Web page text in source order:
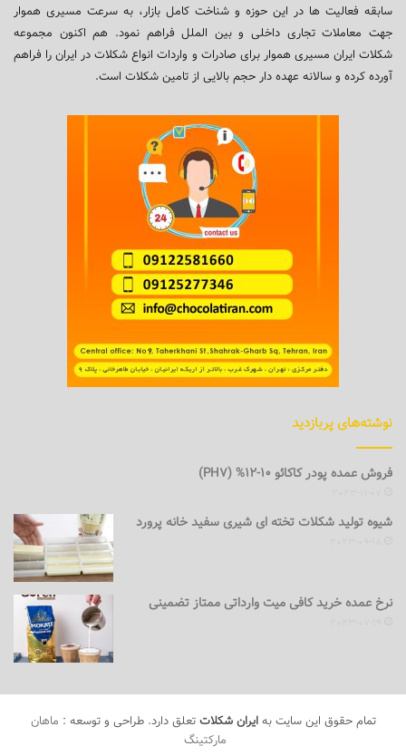
سابقه فعالیت ها در این حوزه و شناخت کامل بازار، به سرعت مسیری هموار
جهت معاملات تجاری داخلی و بین الملل فراهم نمود. هم اکنون مجموعه
شکلات ایران مسیری هموار برای صادرات و واردات انواع شکلات در ایران را فراهم
آورده کرده و سالانه عهده دار حجم بالایی از تامین شکلات است.
نوشته‌های پربازدید
فروش عمده پودر کاکائو 10-12% (PH7)
شیوه تولید شکلات تخته ای شیری سفید خانه پرورد
نرخ عمده خرید کافی میت وارداتی ممتاز تضمینی
تمام حقوق این سایت بهایران شکلات تعلق دارد. طراحی و توسعه : ماهان
مارکتینگ